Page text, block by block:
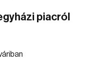
piacról